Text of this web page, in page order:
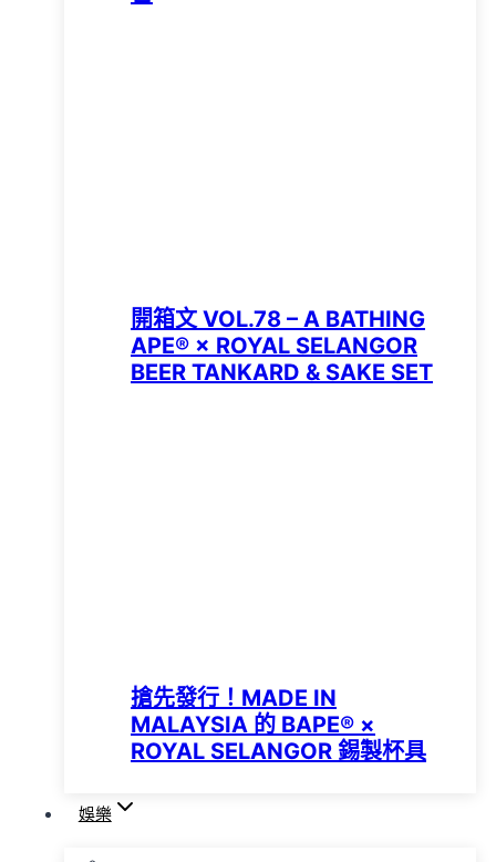
開箱文 VOL.78 – A BATHING
APE®︎ × ROYAL SELANGOR
BEER TANKARD & SAKE SET
搶先發行！MADE IN
MALAYSIA 的 BAPE® ×
ROYAL SELANGOR 錫製杯具
娛樂